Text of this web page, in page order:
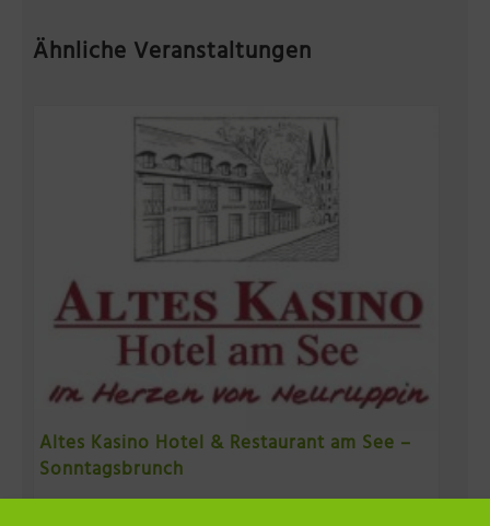
Ähnliche Veranstaltungen
Altes Kasino Hotel & Restaurant am See –
Sonntagsbrunch